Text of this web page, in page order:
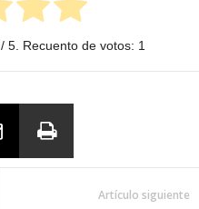
/ 5. Recuento de votos: 1
Artículo siguiente